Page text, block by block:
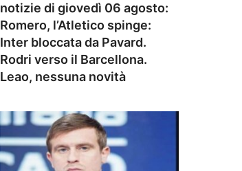
notizie di giovedì 06 agosto:
Romero, l’Atletico spinge:
Inter bloccata da Pavard.
Rodri verso il Barcellona.
Leao, nessuna novità